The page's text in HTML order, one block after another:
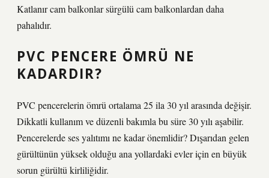
Katlanır cam balkonlar sürgülü cam balkonlardan daha
pahalıdır.
PVC PENCERE ÖMRÜ NE
KADARDIR?
PVC pencerelerin ömrü ortalama 25 ila 30 yıl arasında değişir.
Dikkatli kullanım ve düzenli bakımla bu süre 30 yılı aşabilir.
Pencerelerde ses yalıtımı ne kadar önemlidir? Dışarıdan gelen
gürültünün yüksek olduğu ana yollardaki evler için en büyük
sorun gürültü kirliliğidir.